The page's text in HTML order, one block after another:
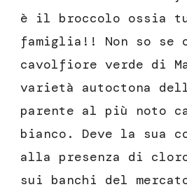
è il broccolo ossia
famiglia!! Non so se
cavolfiore verde di
varietà autoctona
parente al più noto
bianco. Deve la sua
alla presenza di
sui banchi del mercato